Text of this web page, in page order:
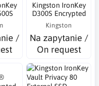
/
Kingston IronKey
D300S Encrypted
Kingston
Na zapytanie /
On request